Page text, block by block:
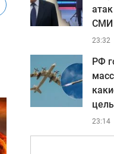
СМИ
23:32
РФ
23:14